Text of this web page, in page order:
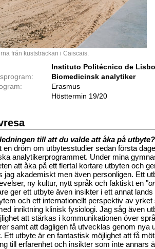
från kuststräckan i Caiscais.
Instituto Politécnico de
Biomedicinsk analytiker
Erasmus
Hösttermin 19/20
till att du valde att åka på utbyte?
en dröm om utbytesstudier sedan första
analytikerprogrammet. Under mina
att åka på ett flertal kortare utbyten och
jag akademiskt men även personligen. Ett
ny kultur, nytt språk och faktiskt en "
ger ett utbyte även insikter i ett annat
och ett internationellt perspektiv av
inriktning klinisk fysiologi. Jag såg även
att stärkas i kommunikationen över
samt att dagligen få utvecklas genom nya
Ett utbyte är en fantastisk möjlighet att få
till erfarenhet och insikter som inte annars